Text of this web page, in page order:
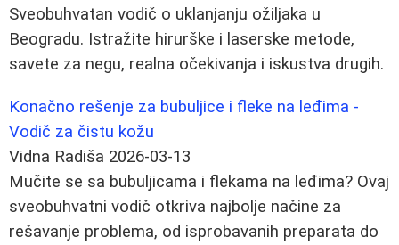
Sveobuhvatan vodič o uklanjanju ožiljaka u
Beogradu. Istražite hirurške i laserske metode,
savete za negu, realna očekivanja i iskustva drugih.
Konačno rešenje za bubuljice i fleke na leđima -
Vodič za čistu kožu
Vidna Radiša 2026-03-13
Mučite se sa bubuljicama i flekama na leđima? Ovaj
sveobuhvatni vodič otkriva najbolje načine za
rešavanje problema, od isprobavanih preparata do